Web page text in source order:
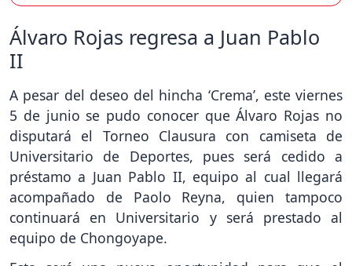
Álvaro Rojas regresa a Juan Pablo
II
A pesar del deseo del hincha ‘Crema’, este viernes
5 de junio se pudo conocer que Álvaro Rojas no
disputará el Torneo Clausura con camiseta de
Universitario de Deportes, pues será cedido a
préstamo a Juan Pablo II, equipo al cual llegará
acompañado de Paolo Reyna, quien tampoco
continuará en Universitario y será prestado al
equipo de Chongoyape.